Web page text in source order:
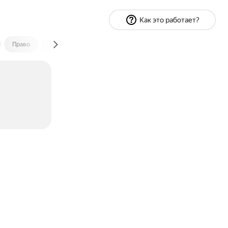
Право Экономика и финансы
Как это работает?